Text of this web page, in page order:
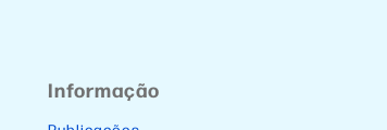
Informação